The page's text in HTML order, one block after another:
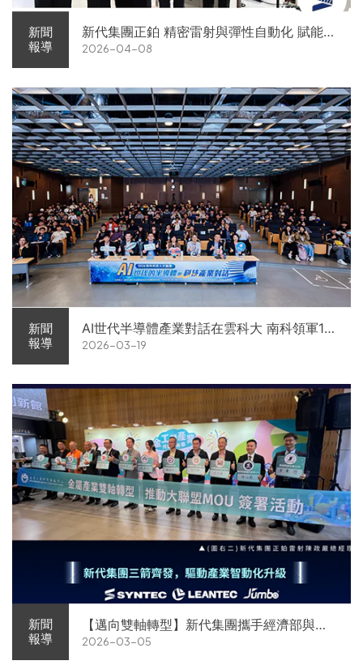
新聞
報導
新代集團正鉑 精密雷射與彈性自動化 賦能智
慧智造解方電子展亮相
2026-04-08
新聞
報導
AI世代半導體產業對話在雲科大 南科領軍11
家企業前進校園徵才
2026-03-19
新聞
報導
【邁向雙軸轉型】新代集團攜手經濟部與金
屬中心簽署MOU 領航 AI機器人智慧智造
2026-03-05